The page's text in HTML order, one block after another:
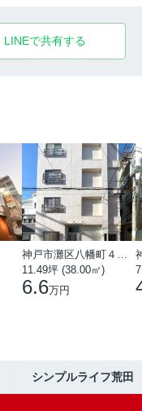
LINEで共有する
11.49坪 (38.00㎡)
6.6万円
シンプルライフ荒田